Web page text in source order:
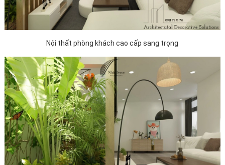
Nội thất phòng khách cao cấp sang trọng